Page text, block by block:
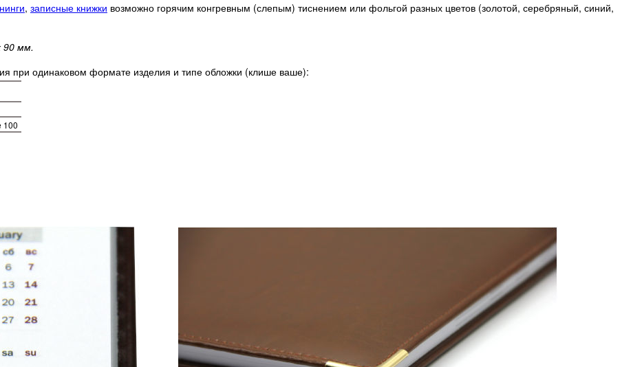
, записные книжки возможно горячим конгревным (слепым) тиснением или фольгой разных цветов (золотой, серебряный, синий,
90 мм.
при одинаковом формате изделия и типе обложки (клише ваше):
100